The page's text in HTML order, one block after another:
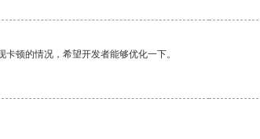
顿的情况，希望开发者能够优化一下。